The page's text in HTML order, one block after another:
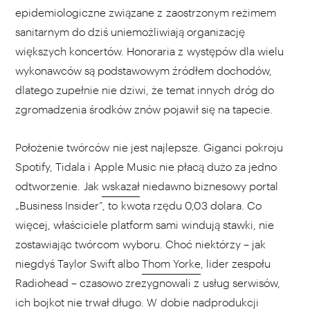
epidemiologiczne związane z zaostrzonym reżimem
sanitarnym do dziś uniemożliwiają organizację
większych koncertów. Honoraria z występów dla wielu
wykonawców są podstawowym źródłem dochodów,
dlatego zupełnie nie dziwi, że temat innych dróg do
zgromadzenia środków znów pojawił się na tapecie.
Położenie twórców nie jest najlepsze. Giganci pokroju
Spotify, Tidala i Apple Music nie płacą dużo za jedno
odtworzenie. Jak wskazał niedawno biznesowy portal
„Business Insider”, to kwota rzędu 0,03 dolara. Co
więcej, właściciele platform sami windują stawki, nie
zostawiając twórcom wyboru. Choć niektórzy – jak
niegdyś Taylor Swift albo Thom Yorke , lider zespołu
Radiohead – czasowo zrezygnowali z usług serwisów,
ich bojkot nie trwał długo. W dobie nadprodukcji